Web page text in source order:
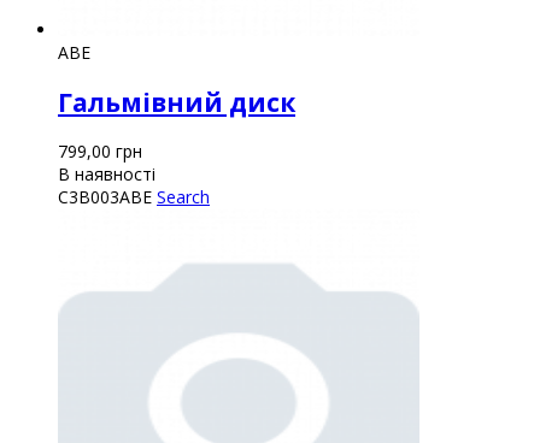
ABE
Гальмівний диск
799,00 грн
В наявності
C3B003ABE Search